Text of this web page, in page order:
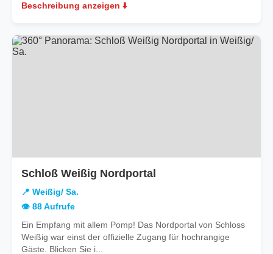
Beschreibung anzeigen ⬇️
Schloß Weißig Nordportal
📍 Weißig/ Sa.
👁️ 88 Aufrufe
Ein Empfang mit allem Pomp! Das Nordportal von Schloss
Weißig war einst der offizielle Zugang für hochrangige
Gäste. Blicken Sie i...